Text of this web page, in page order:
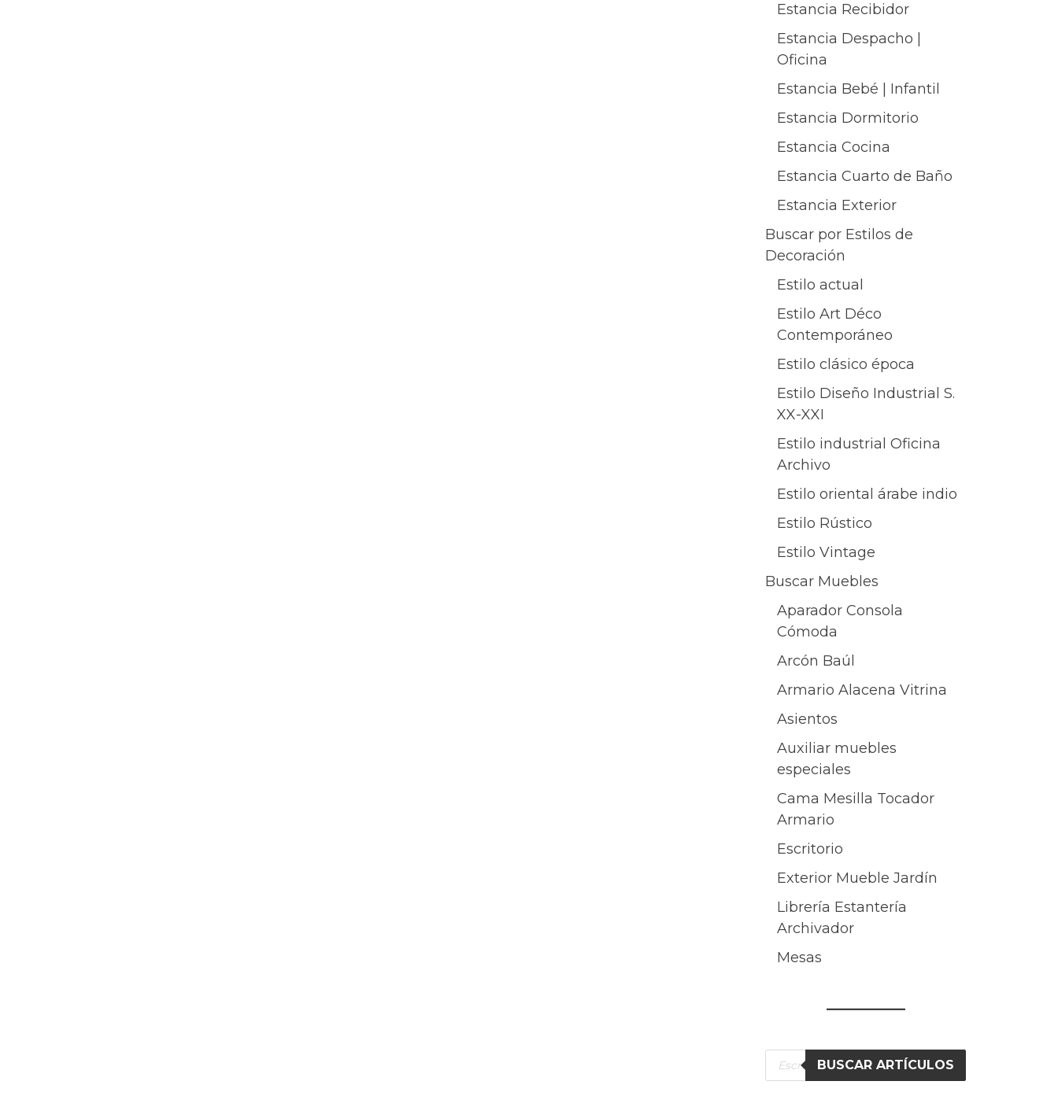
Estancia Recibidor
Estancia Despacho |
Oficina
Estancia Bebé | Infantil
Estancia Dormitorio
Estancia Cocina
Estancia Cuarto de Baño
Estancia Exterior
Buscar por Estilos de
Decoración
Estilo actual
Estilo Art Déco
Contemporáneo
Estilo clásico época
Estilo Diseño Industrial S.
XX-XXI
Estilo industrial Oficina
Archivo
Estilo oriental árabe indio
Estilo Rústico
Estilo Vintage
Buscar Muebles
Aparador Consola
Cómoda
Arcón Baúl
Armario Alacena Vitrina
Asientos
Auxiliar muebles
especiales
Cama Mesilla Tocador
Armario
Escritorio
Exterior Mueble Jardín
Librería Estantería
Archivador
Mesas
Búsqueda
de
productos
BUSCAR ARTÍCULOS